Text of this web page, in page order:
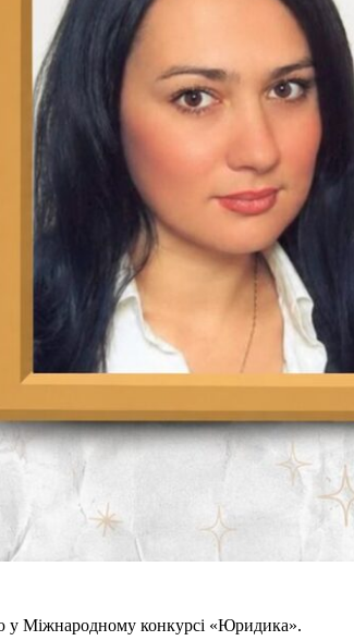
у Міжнародному конкурсі «Юридика».